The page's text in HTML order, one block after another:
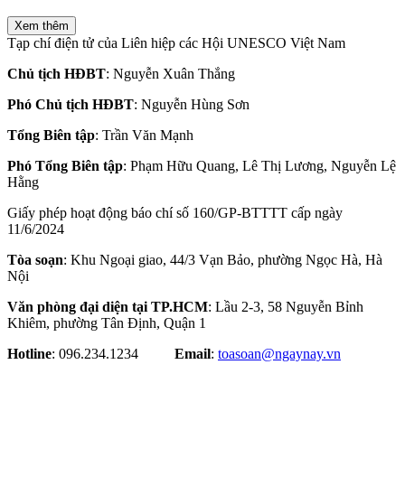
Xem thêm
Tạp chí điện tử của Liên hiệp các Hội UNESCO Việt Nam
Chủ tịch HĐBT: Nguyễn Xuân Thắng
Phó Chủ tịch HĐBT: Nguyễn Hùng Sơn
Tổng Biên tập: Trần Văn Mạnh
Phó Tổng Biên tập: Phạm Hữu Quang, Lê Thị Lương, Nguyễn Lệ
Hằng
Giấy phép hoạt động báo chí số 160/GP-BTTTT cấp ngày
11/6/2024
Tòa soạn: Khu Ngoại giao, 44/3 Vạn Bảo, phường Ngọc Hà, Hà
Nội
Văn phòng đại diện tại TP.HCM: Lầu 2-3, 58 Nguyễn Bỉnh
Khiêm, phường Tân Định, Quận 1
Hotline: 096.234.1234 Email: toasoan@ngaynay.vn